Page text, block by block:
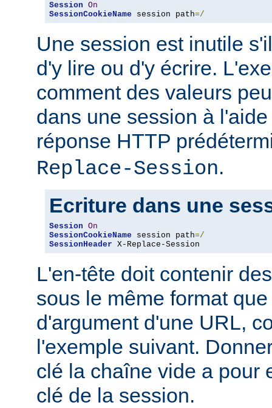
Session On
SessionCookieName session path=/
Une session est inutile
d'y lire ou d'y écrire.
comment des valeurs
dans une session à
réponse HTTP
Replace-Session.
Ecriture dans une
Session On
SessionCookieName session path=/
SessionHeader X-Replace-Session
L'en-tête doit contenir
sous le même format
d'argument d'une URL,
l'exemple suivant.
clé la chaîne vide a pour
clé de la session.